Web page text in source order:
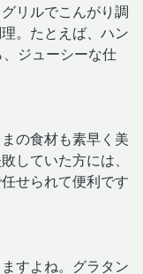
リルでこんがり調
。たとえば、ハン
ジューシーな仕
の食材も素早く美
していた方には、
せられて便利です
すよね。グラタン